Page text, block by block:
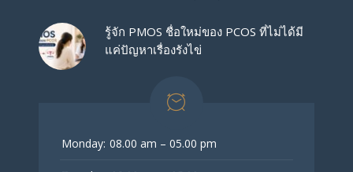
รู้จัก PMOS ชื่อใหม่ของ PCOS ที่ไม่ได้มี
แค่ปัญหาเรื่องรังไข่
Monday: 08.00 am – 05.00 pm